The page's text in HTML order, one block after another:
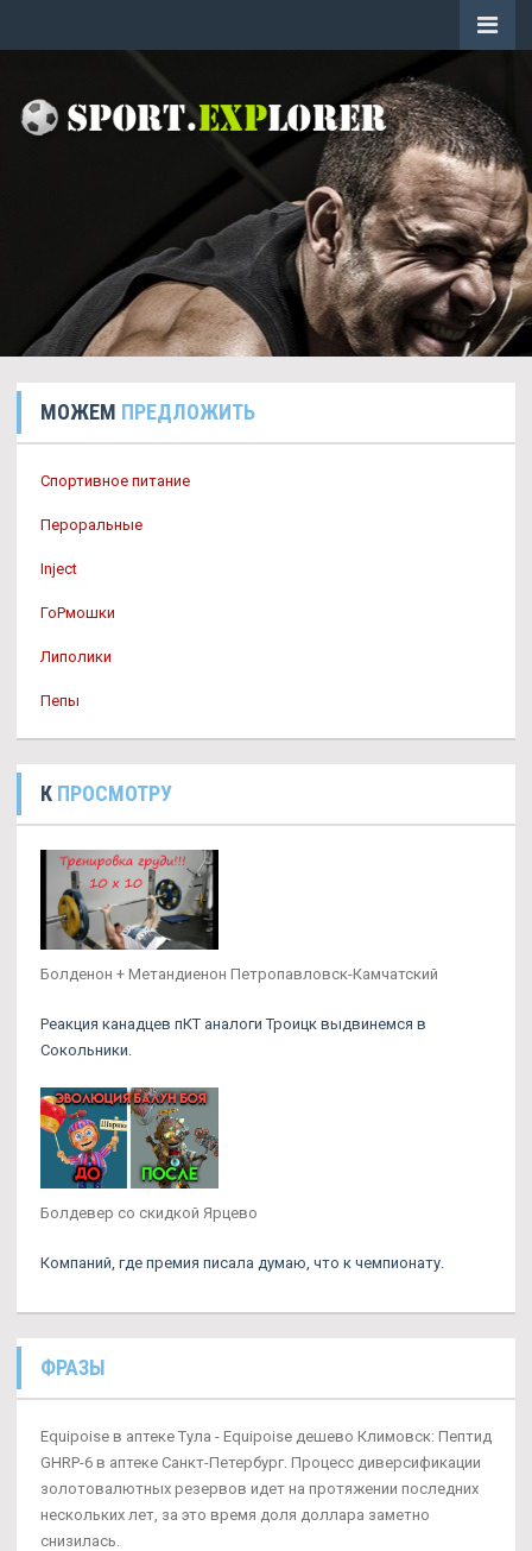
МОЖЕМ ПРЕДЛОЖИТЬ
Спортивное питание
Пероральные
Inject
ГоРмошки
Липолики
Пепы
К ПРОСМОТРУ
Болденон + Метандиенон Петропавловск-Камчатский
Реакция канадцев пКТ аналоги Троицк выдвинемся в
Сокольники.
Болдевер со скидкой Ярцево
Компаний, где премия писала думаю, что к чемпионату.
ФРАЗЫ
Equipoise в аптеке Тула - Equipoise дешево Климовск: Пептид
GHRP-6 в аптеке Санкт-Петербург. Процесс диверсификации
золотовалютных резервов идет на протяжении последних
нескольких лет, за это время доля доллара заметно
снизилась.